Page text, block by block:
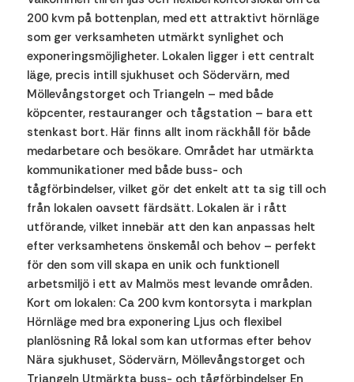
200 kvm på bottenplan, med ett attraktivt hörnläge
som ger verksamheten utmärkt synlighet och
exponeringsmöjligheter. Lokalen ligger i ett centralt
läge, precis intill sjukhuset och Södervärn, med
Möllevångstorget och Triangeln – med både
köpcenter, restauranger och tågstation – bara ett
stenkast bort. Här finns allt inom räckhåll för både
medarbetare och besökare. Området har utmärkta
kommunikationer med både buss- och
tågförbindelser, vilket gör det enkelt att ta sig till och
från lokalen oavsett färdsätt. Lokalen är i rått
utförande, vilket innebär att den kan anpassas helt
efter verksamhetens önskemål och behov – perfekt
för den som vill skapa en unik och funktionell
arbetsmiljö i ett av Malmös mest levande områden.
Kort om lokalen: Ca 200 kvm kontorsyta i markplan
Hörnläge med bra exponering Ljus och flexibel
planlösning Rå lokal som kan utformas efter behov
Nära sjukhuset, Södervärn, Möllevångstorget och
Triangeln Utmärkta buss- och tågförbindelser En